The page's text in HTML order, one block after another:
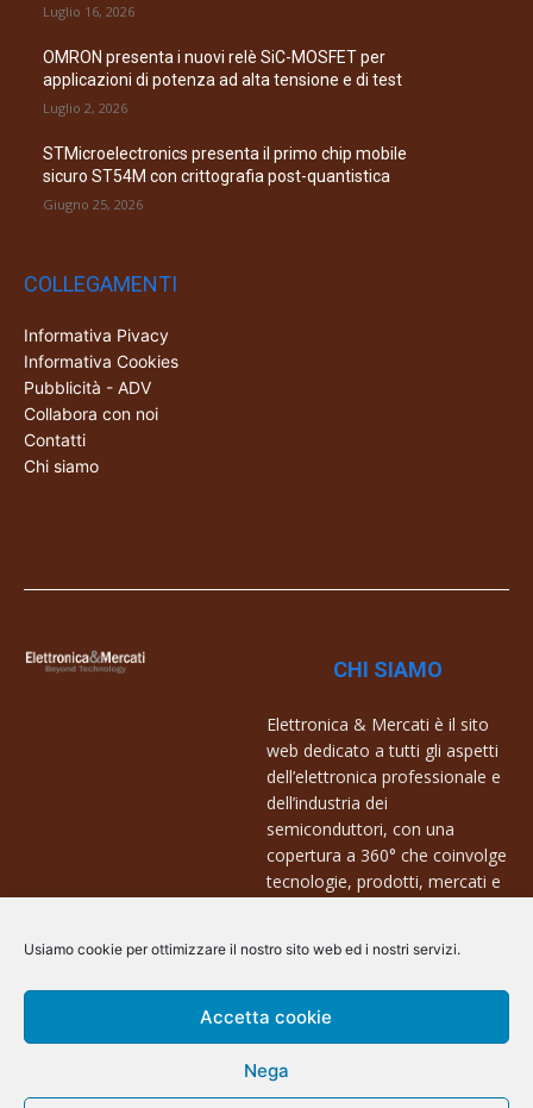
Usiamo cookie per ottimizzare il nostro sito web ed i nostri servizi.
Accetta cookie
Nega
Luglio 16, 2026
OMRON presenta i nuovi relè SiC-MOSFET per
applicazioni di potenza ad alta tensione e di test
Luglio 2, 2026
STMicroelectronics presenta il primo chip mobile
sicuro ST54M con crittografia post-quantistica
Giugno 25, 2026
COLLEGAMENTI
Informativa Pivacy
Informativa Cookies
Pubblicità - ADV
Collabora con noi
Contatti
Chi siamo
CHI SIAMO
Elettronica & Mercati è il sito
web dedicato a tutti gli aspetti
dell’elettronica professionale e
dell’industria dei
semiconduttori, con una
copertura a 360° che coinvolge
tecnologie, prodotti, mercati e
Contatti:
info@arscommunication.it